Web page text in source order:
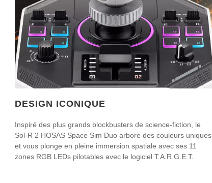
DESIGN ICONIQUE
Inspiré des plus grands blockbusters de science-fiction, le
Sol-R 2 HOSAS Space Sim Duo arbore des couleurs uniques
et vous plonge en pleine immersion spatiale avec ses 11
zones RGB LEDs pilotables avec le logiciel T.A.R.G.E.T.